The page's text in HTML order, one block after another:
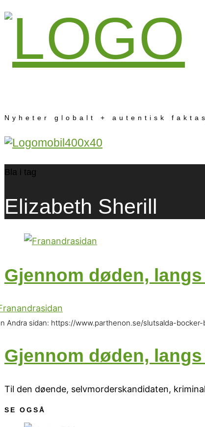
Nyheter globalt + autentisk
Bla i tag
Elizabeth Sherill
Gjennom døden,
Andra sidan: https://www.parthenon.se/slutsalda-
Gjennom døden,
Til den døende, selvmorderskandidaten,
SE OGSÅ